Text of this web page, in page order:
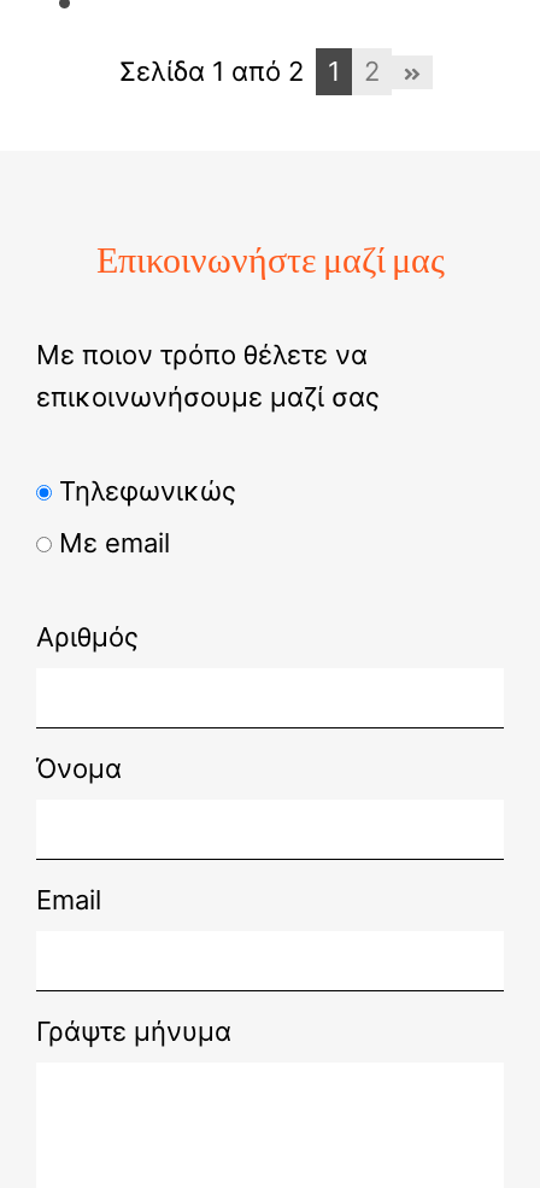
Σελίδα 1 από 2 1 2
Επικοινωνήστε μαζί μας
Με ποιον τρόπο θέλετε να
επικοινωνήσουμε μαζί σας
Τηλεφωνικώς
Με email
Αριθμός
Όνομα
Email
Γράψτε μήνυμα